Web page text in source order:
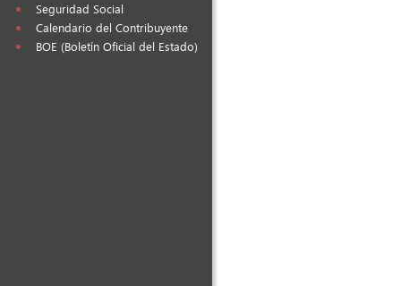
Seguridad Social
Calendario del Contribuyente
BOE (Boletín Oficial del Estado)